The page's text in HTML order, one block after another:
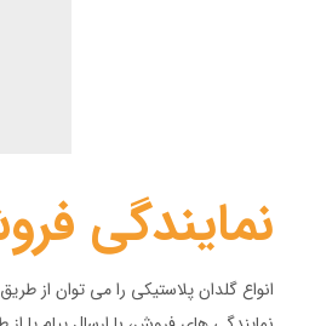
نمایندگی
انواع گلدان پلاستیکی را می توان از